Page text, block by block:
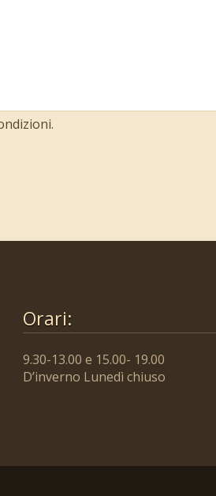
Orari:
9.30-13.00 e 15.00- 19.00
D’inverno Lunedì chiuso